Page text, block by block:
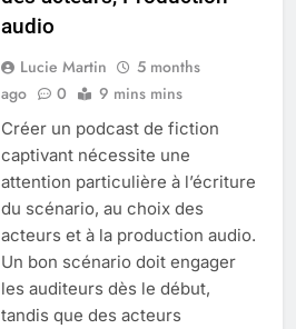
audio
Lucie Martin
5 months
ago
0 9 mins mins
Créer un podcast de fiction
captivant nécessite une
attention particulière à l’écriture
du scénario, au choix des
acteurs et à la production audio.
Un bon scénario doit engager
les auditeurs dès le début,
tandis que des acteurs